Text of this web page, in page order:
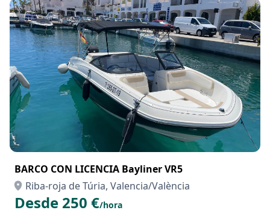
BARCO CON LICENCIA Bayliner VR5
Riba-roja de Túria, Valencia/València
Desde 250 €/hora